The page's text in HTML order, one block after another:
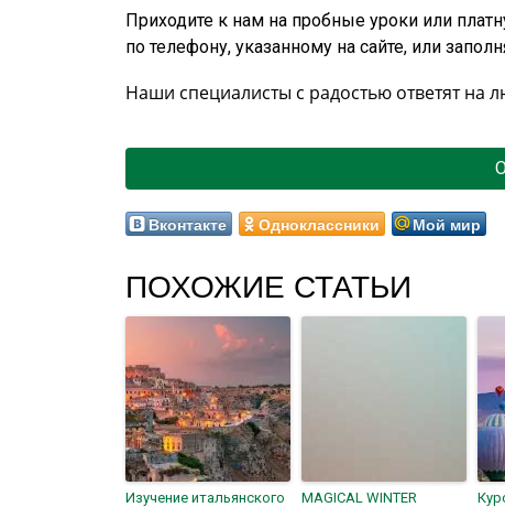
Приходите к нам на пробные уроки или
по телефону, указанному на сайте, или
Наши специалисты с радостью ответят на
Вконтакте Одноклассники Мой мир
ПОХОЖИЕ СТАТЬИ
Изучение итальянского
MAGICAL WINTER